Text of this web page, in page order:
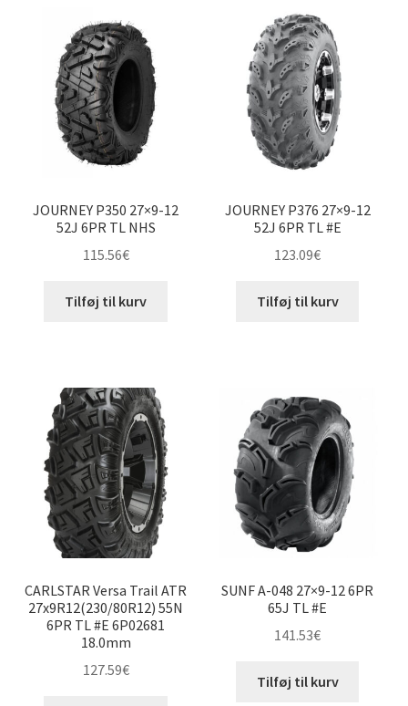
24×8-12″
24×10-12″
25×8-12″
25×10-12″
25×11-12″
26×8-12″
26×10-12″
26×11-12″
26×12-12″
27×9-12″
27×10-12″
27×11-12″
JOURNEY P350 27×9-12
52J 6PR TL NHS
115.56€
Tilføj til kurv
JOURNEY P376 27×9-12
52J 6PR TL #E
123.09€
Tilføj til kurv
CARLSTAR Versa Trail ATR
27x9R12(230/80R12) 55N
6PR TL #E 6P02681
18.0mm
127.59€
SUNF A-048 27×9-12 6PR
65J TL #E
141.53€
Tilføj til kurv